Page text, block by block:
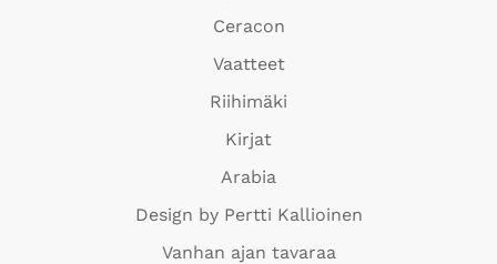
Ceracon
Vaatteet
Riihimäki
Kirjat
Arabia
Design by Pertti Kallioinen
Vanhan ajan tavaraa